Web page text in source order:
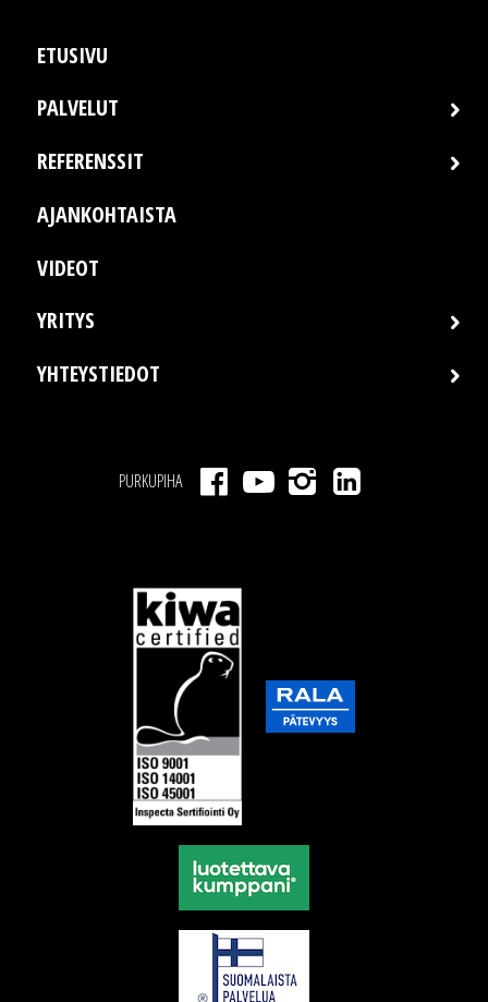
ETUSIVU
PALVELUT
REFERENSSIT
AJANKOHTAISTA
VIDEOT
YRITYS
YHTEYSTIEDOT
PURKUPIHA